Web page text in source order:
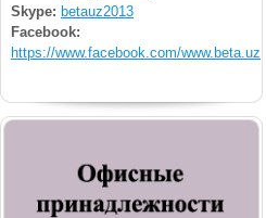
Skype: betauz2013
Facebook:
https://www.facebook.com/www.beta.uz